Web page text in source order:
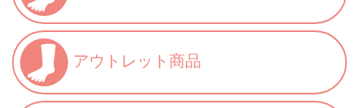
アウトレット商品